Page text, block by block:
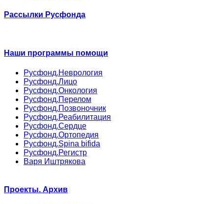
Рассылки Русфонда
Наши программы помощи
Русфонд.Неврология
Русфонд.Лицо
Русфонд.Онкология
Русфонд.Перелом
Русфонд.Позвоночник
Русфонд.Реабилитация
Русфонд.Сердце
Русфонд.Ортопедия
Русфонд.Spina bifida
Русфонд.Регистр
Варя Иштрякова
Проекты. Архив